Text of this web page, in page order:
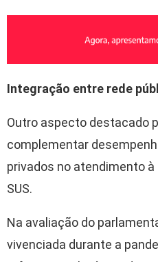
Integração entre rede
Outro aspecto destacado
complementar
privados no atendimento
SUS.
Na avaliação do
vivenciada durante a